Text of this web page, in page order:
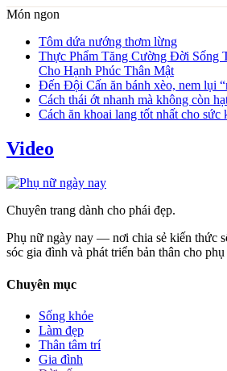
Món ngon
Tôm dứa nướng thơm lừng
Thực Phẩm Tăng Cường Đời Sống
Cho Hạnh Phúc Thân Mật
Đến Đội Cấn ăn bánh xèo, nem lụi
Cách thái ớt nhanh mà không còn
Cách ăn khoai lang tốt nhất cho sức
Video
Chuyên trang dành cho phái đẹp.
Phụ nữ ngày nay — nơi chia sẻ kiến thức
sóc gia đình và phát triển bản thân cho
Chuyên mục
Sống khỏe
Làm đẹp
Thân tâm trí
Gia đình